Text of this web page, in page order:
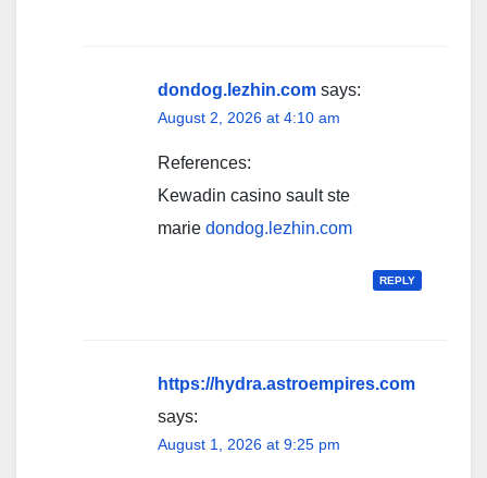
dondog.lezhin.com says:
August 2, 2026 at 4:10 am
References:
Kewadin casino sault ste
marie dondog.lezhin.com
REPLY
https://hydra.astroempires.com
says:
August 1, 2026 at 9:25 pm